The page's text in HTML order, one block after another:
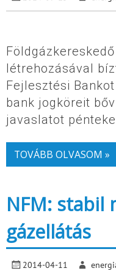
létrehozásával
Fejlesztési
bank jogköreit
javaslatot
TOVÁBB OLVASOM »
NFM: stabil
gázellátás
2014-04-11